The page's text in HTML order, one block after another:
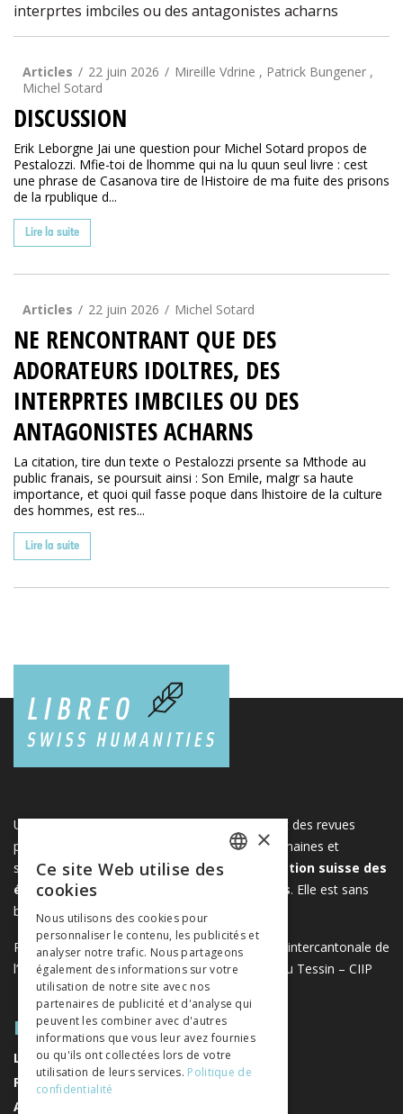
interprtes imbciles ou des antagonistes acharns
Articles 22 juin 2026
Mireille Vdrine , Patrick Bungener ,
Michel Sotard
DISCUSSION
Erik Leborgne Jai une question pour Michel Sotard propos de
Pestalozzi. Mfie-toi de lhomme qui na lu quun seul livre : cest
une phrase de Casanova tire de lHistoire de ma fuite des prisons
de la rpublique d...
Lire la suite
Articles 22 juin 2026 Michel Sotard
NE RENCONTRANT QUE DES
ADORATEURS IDOLTRES, DES
INTERPRTES IMBCILES OU DES
ANTAGONISTES ACHARNS
La citation, tire dun texte o Pestalozzi prsente sa Mthode au
public franais, se poursuit ainsi : Son Emile, malgr sa haute
importance, et quoi quil fasse poque dans lhistoire de la culture
des hommes, est res...
Lire la suite
Une plateforme unique regroupant des livres et des revues
publiés par les éditeurs suisses de sciences humaines et
sociales. Libreo.ch est la propriété de l'
Association suisse des
éditeurs de sciences sociales et humaines. Elle est sans
but lucratif.www.editeurssuisses.ch
Projet réalisé avec le soutien de la Conférence intercantonale de
l’instruction publique de la Suisse romande et du Tessin – CIIP
PLAN DU SITE
LIVRES
REVUES
AUTEURS
ITALIAN
×
Ce site Web utilise des
cookies
Nous utilisons des cookies pour
personnaliser le contenu, les publicités et
analyser notre trafic. Nous partageons
également des informations sur votre
utilisation de notre site avec nos
partenaires de publicité et d'analyse qui
peuvent les combiner avec d'autres
informations que vous leur avez fournies
ou qu'ils ont collectées lors de votre
utilisation de leurs services. Politique de
confidentialité